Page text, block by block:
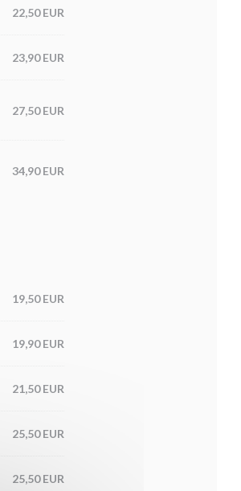
22,50 EUR
23,90 EUR
27,50 EUR
34,90 EUR
19,50 EUR
19,90 EUR
21,50 EUR
25,50 EUR
25,50 EUR